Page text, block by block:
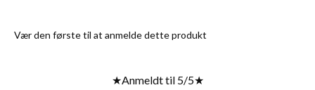
Vær den første til at anmelde dette produkt
★Anmeldt til 5/5★